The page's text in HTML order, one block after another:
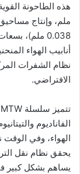
أنابيب الهواء
نظام الشفرات
الافتراضي.
الفاناديوم
يساهم بشكل كبير